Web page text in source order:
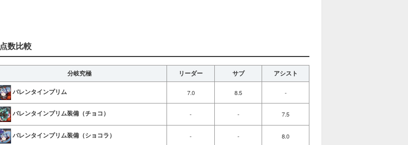
点数比較
分岐究極 リーダー サブ アシスト
バレンタインプリム 7.0 8.5 -
バレンタインプリム装備（チョコ） - - 7.5
バレンタインプリム装備（ショコラ） - - 8.0